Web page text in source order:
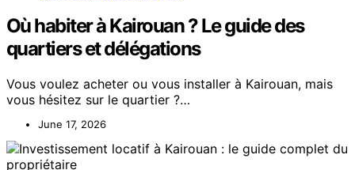
Où habiter à Kairouan ? Le guide des
quartiers et délégations
Vous voulez acheter ou vous installer à Kairouan, mais
vous hésitez sur le quartier ?…
June 17, 2026